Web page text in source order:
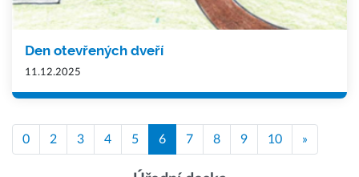
Den otevřených dveří
11.12.2025
0 2 3 4 5 6 7 8 9 10 »